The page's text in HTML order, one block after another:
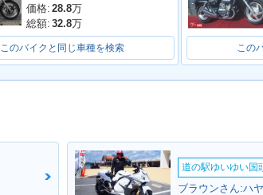
価格: 28.8万
総額: 32.8万
このバイクと同じ車種を検索 この
道の駅ゆいゆい国